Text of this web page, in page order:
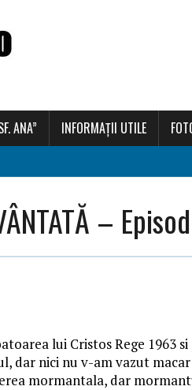
ANA” INFORMAȚII UTILE
–
lui Cristos Rege 1963
dar nici nu v-am vazut
mormantala, dar